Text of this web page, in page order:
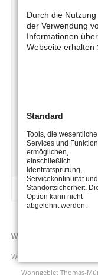
Jedes
seiner Gäste, z.B.
Thomas-Müntzer-
Für die
Geschäftszeiten an
Telefon: 037207/
Weiterlesen...
Barrierereduziert
Navigation
Wohnen
Wohngebiete
Wohngebiet Thomas-
Durch die
der Verwendung
Informationen
Webseite erhalten
Standard
Tools, die wesentliche
Services und
ermöglichen,
einschließlich
Identitätsprüfung,
Servicekontinuität und
Standortsicherheit.
Option kann nicht
abgelehnt werden.